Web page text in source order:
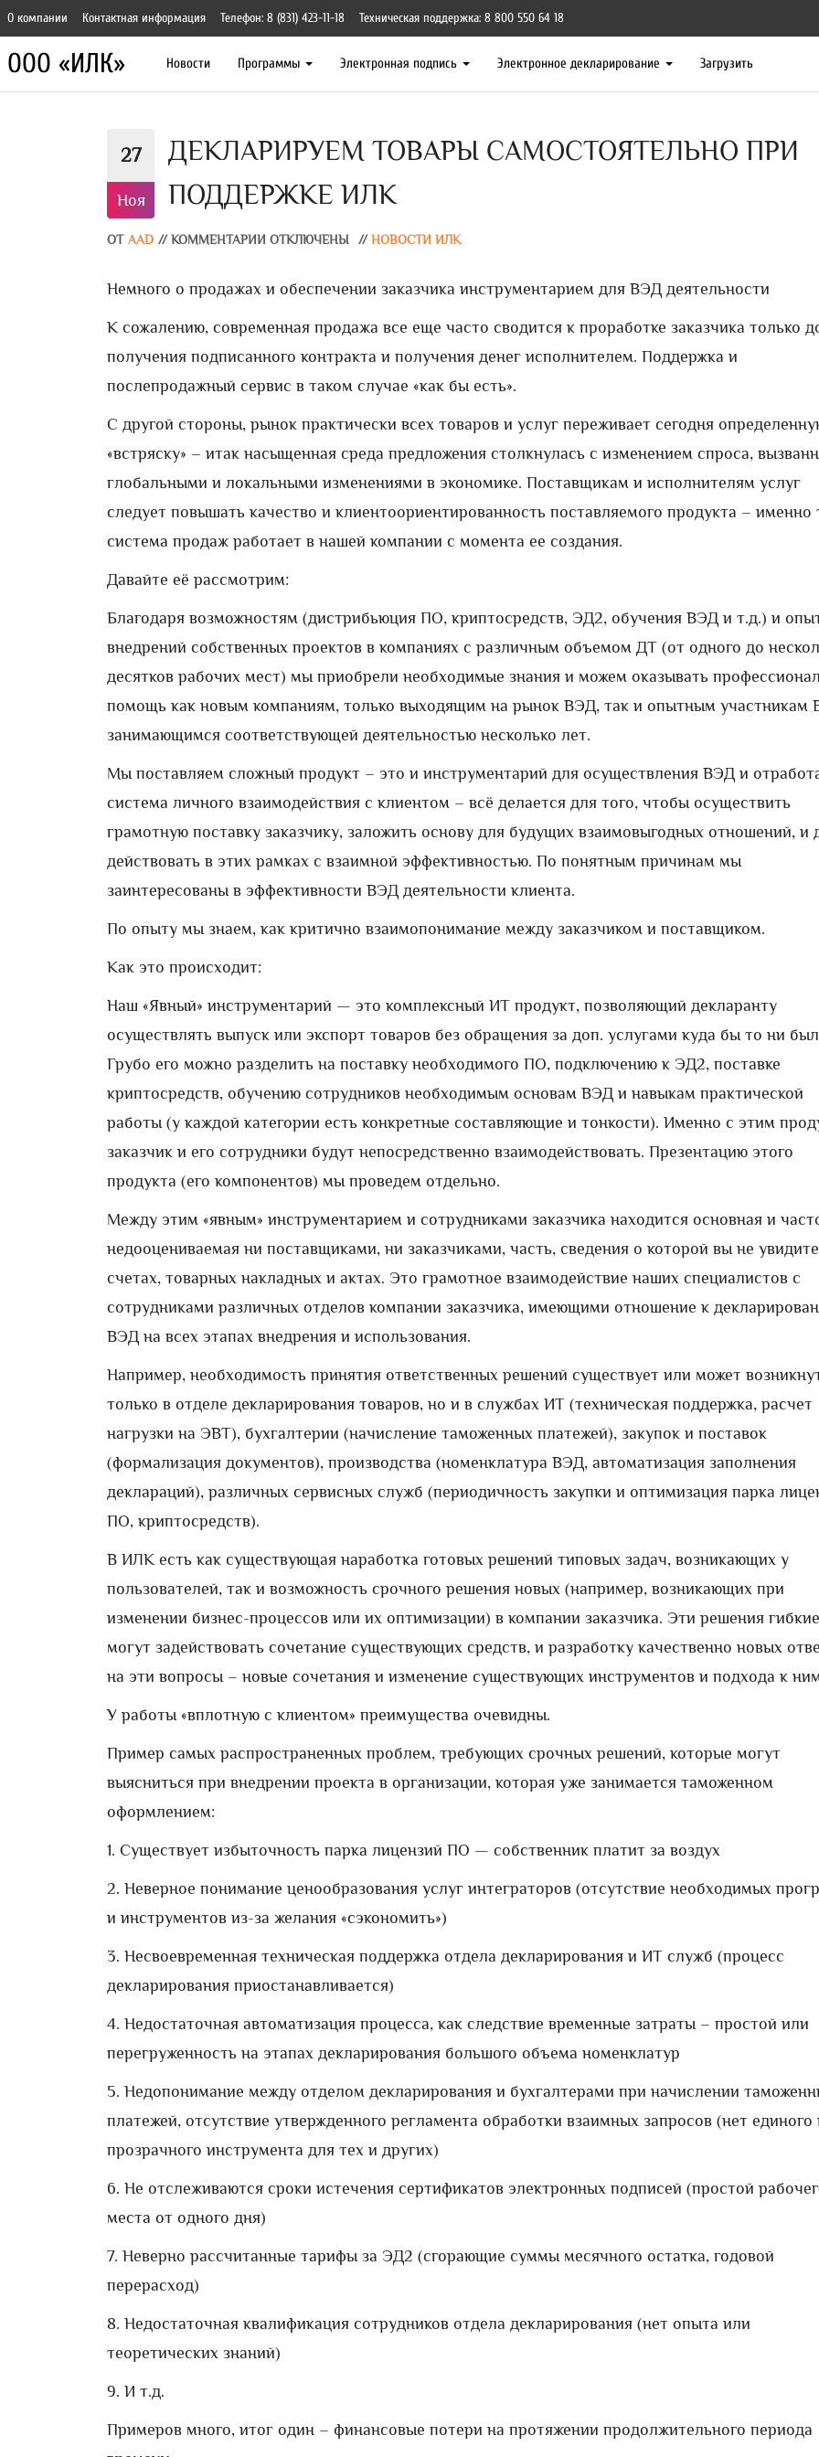
О компании Контактная информация Телефон: 8 (831) 423-11-18 Техническая поддержка: 8 800 550 64 18
ООО «ИЛК» Новости Программы Электронная подпись Электронное декларирование Загрузить
27
Ноя
ДЕКЛАРИРУЕМ ТОВАРЫ САМОСТОЯТЕЛЬНО ПРИ
ПОДДЕРЖКЕ ИЛК
ОТ AAD // КОММЕНТАРИИ ОТКЛЮЧЕНЫ // НОВОСТИ ИЛК
Немного о продажах и обеспечении заказчика инструментарием для ВЭД деятельности
К сожалению, современная продажа все еще часто сводится к проработке заказчика только
получения подписанного контракта и получения денег исполнителем. Поддержка и
послепродажный сервис в таком случае «как бы есть».
С другой стороны, рынок практически всех товаров и услуг переживает сегодня
«встряску» – итак насыщенная среда предложения столкнулась с изменением спроса,
глобальными и локальными изменениями в экономике. Поставщикам и исполнителям услуг
следует повышать качество и клиентоориентированность поставляемого продукта – именно
система продаж работает в нашей компании с момента ее создания.
Давайте её рассмотрим:
Благодаря возможностям (дистрибьюция ПО, криптосредств, ЭД2, обучения ВЭД и т.д.) и
внедрений собственных проектов в компаниях с различным объемом ДТ (от одного до
десятков рабочих мест) мы приобрели необходимые знания и можем оказывать
помощь как новым компаниям, только выходящим на рынок ВЭД, так и опытным участникам
занимающимся соответствующей деятельностью несколько лет.
Мы поставляем сложный продукт – это и инструментарий для осуществления ВЭД и
система личного взаимодействия с клиентом – всё делается для того, чтобы осуществить
грамотную поставку заказчику, заложить основу для будущих взаимовыгодных отношений, и
действовать в этих рамках с взаимной эффективностью. По понятным причинам мы
заинтересованы в эффективности ВЭД деятельности клиента.
По опыту мы знаем, как критично взаимопонимание между заказчиком и поставщиком.
Как это происходит:
Наш «Явный» инструментарий — это комплексный ИТ продукт, позволяющий декларанту
осуществлять выпуск или экспорт товаров без обращения за доп. услугами куда бы то ни
Грубо его можно разделить на поставку необходимого ПО, подключению к ЭД2, поставке
криптосредств, обучению сотрудников необходимым основам ВЭД и навыкам практической
работы (у каждой категории есть конкретные составляющие и тонкости). Именно с этим
заказчик и его сотрудники будут непосредственно взаимодействовать. Презентацию этого
продукта (его компонентов) мы проведем отдельно.
Между этим «явным» инструментарием и сотрудниками заказчика находится основная и
недооцениваемая ни поставщиками, ни заказчиками, часть, сведения о которой вы не
счетах, товарных накладных и актах. Это грамотное взаимодействие наших специалистов с
сотрудниками различных отделов компании заказчика, имеющими отношение к
ВЭД на всех этапах внедрения и использования.
Например, необходимость принятия ответственных решений существует или может
только в отделе декларирования товаров, но и в службах ИТ (техническая поддержка, расчет
нагрузки на ЭВТ), бухгалтерии (начисление таможенных платежей), закупок и поставок
(формализация документов), производства (номенклатура ВЭД, автоматизация заполнения
деклараций), различных сервисных служб (периодичность закупки и оптимизация парка
ПО, криптосредств).
В ИЛК есть как существующая наработка готовых решений типовых задач, возникающих у
пользователей, так и возможность срочного решения новых (например, возникающих при
изменении бизнес-процессов или их оптимизации) в компании заказчика. Эти решения
могут задействовать сочетание существующих средств, и разработку качественно новых
на эти вопросы – новые сочетания и изменение существующих инструментов и подхода к
У работы «вплотную с клиентом» преимущества очевидны.
Пример самых распространенных проблем, требующих срочных решений, которые могут
выясниться при внедрении проекта в организации, которая уже занимается таможенном
оформлением:
1. Существует избыточность парка лицензий ПО — собственник платит за воздух
2. Неверное понимание ценообразования услуг интеграторов (отсутствие необходимых
и инструментов из-за желания «сэкономить»)
3. Несвоевременная техническая поддержка отдела декларирования и ИТ служб (процесс
декларирования приостанавливается)
4. Недостаточная автоматизация процесса, как следствие временные затраты – простой или
перегруженность на этапах декларирования большого объема номенклатур
5. Недопонимание между отделом декларирования и бухгалтерами при начислении
платежей, отсутствие утвержденного регламента обработки взаимных запросов (нет единого
прозрачного инструмента для тех и других)
6. Не отслеживаются сроки истечения сертификатов электронных подписей (простой
места от одного дня)
7. Неверно рассчитанные тарифы за ЭД2 (сгорающие суммы месячного остатка, годовой
перерасход)
8. Недостаточная квалификация сотрудников отдела декларирования (нет опыта или
теоретических знаний)
9. И т.д.
Примеров много, итог один – финансовые потери на протяжении продолжительного периода